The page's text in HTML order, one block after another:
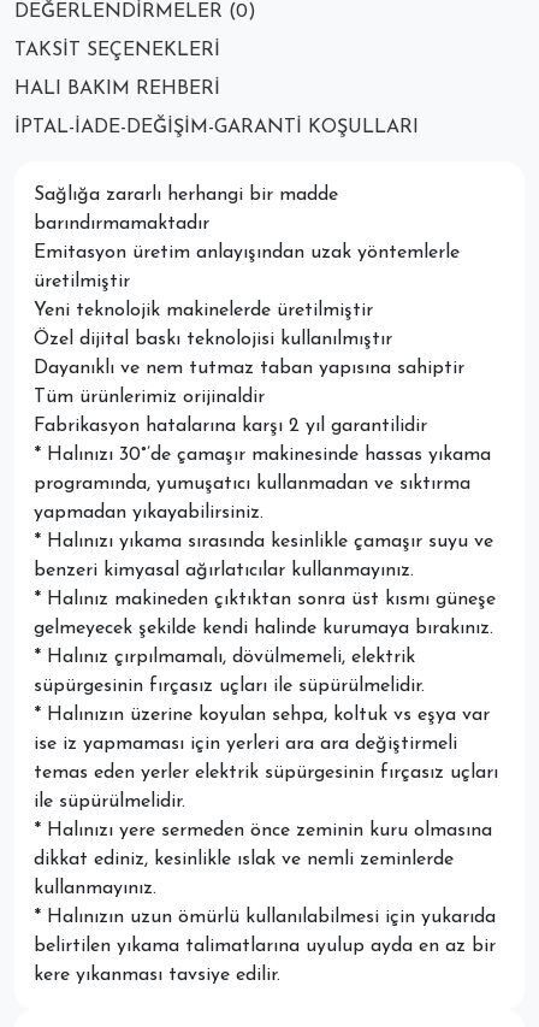
DEĞERLENDIRMELER (0)
TAKSIT SEÇENEKLERI
HALI BAKIM REHBERI
İPTAL-İADE-DEĞIŞIM-GARANTI KOŞULLARI
Sağlığa zararlı herhangi bir madde
barındırmamaktadır
Emitasyon üretim anlayışından uzak yöntemlerle
üretilmiştir
Yeni teknolojik makinelerde üretilmiştir
Özel dijital baskı teknolojisi kullanılmıştır
Dayanıklı ve nem tutmaz taban yapısına sahiptir
Tüm ürünlerimiz orijinaldir
Fabrikasyon hatalarına karşı 2 yıl garantilidir
* Halınızı 30°’de çamaşır makinesinde hassas yıkama
programında, yumuşatıcı kullanmadan ve sıktırma
yapmadan yıkayabilirsiniz.
* Halınızı yıkama sırasında kesinlikle çamaşır suyu ve
benzeri kimyasal ağırlatıcılar kullanmayınız.
* Halınız makineden çıktıktan sonra üst kısmı güneşe
gelmeyecek şekilde kendi halinde kurumaya bırakınız.
* Halınız çırpılmamalı, dövülmemeli, elektrik
süpürgesinin fırçasız uçları ile süpürülmelidir.
* Halınızın üzerine koyulan sehpa, koltuk vs eşya var
ise iz yapmaması için yerleri ara ara değiştirmeli
temas eden yerler elektrik süpürgesinin fırçasız uçları
ile süpürülmelidir.
* Halınızı yere sermeden önce zeminin kuru olmasına
dikkat ediniz, kesinlikle ıslak ve nemli zeminlerde
kullanmayınız.
* Halınızın uzun ömürlü kullanılabilmesi için yukarıda
belirtilen yıkama talimatlarına uyulup ayda en az bir
kere yıkanması tavsiye edilir.